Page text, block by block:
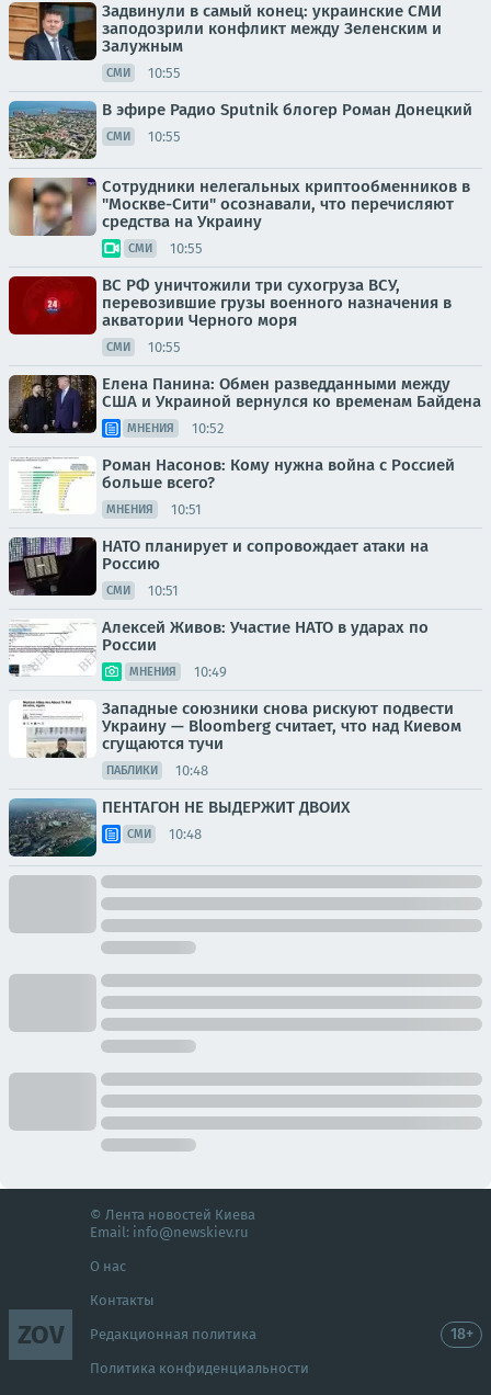
Задвинули в самый конец: украинские СМИ
заподозрили конфликт между Зеленским и
Залужным
СМИ 10:55
В эфире Радио Sputnik блогер Роман Донецкий
СМИ 10:55
Сотрудники нелегальных криптообменников в
"Москве-Сити" осознавали, что перечисляют
средства на Украину
СМИ 10:55
ВС РФ уничтожили три сухогруза ВСУ,
перевозившие грузы военного назначения в
акватории Черного моря
СМИ 10:55
Елена Панина: Обмен разведданными между
США и Украиной вернулся ко временам Байдена
МНЕНИЯ 10:52
Роман Насонов: Кому нужна война с Россией
больше всего?
МНЕНИЯ 10:51
НАТО планирует и сопровождает атаки на
Россию
СМИ 10:51
Алексей Живов: Участие НАТО в ударах по
России
МНЕНИЯ 10:49
Западные союзники снова рискуют подвести
Украину — Bloomberg считает, что над Киевом
сгущаются тучи
ПАБЛИКИ 10:48
ПЕНТАГОН НЕ ВЫДЕРЖИТ ДВОИХ
СМИ 10:48
ZOV
© Лента новостей Киева
Email: info@newskiev.ru
О нас
Контакты
Редакционная политика
Политика конфиденциальности
18+